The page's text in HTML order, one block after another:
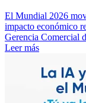
El Mundial 2026
impacto económico
Gerencia Comercial
Leer más